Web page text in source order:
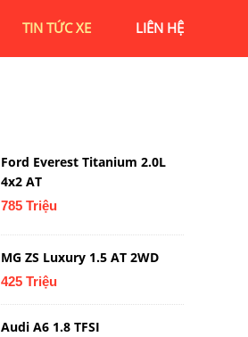
TIN TỨC XE LIÊN HỆ
Ford Everest Titanium 2.0L
4x2 AT
785 Triệu
MG ZS Luxury 1.5 AT 2WD
425 Triệu
Audi A6 1.8 TFSI